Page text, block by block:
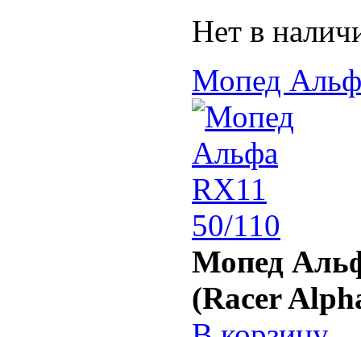
Нет в
Мопед
Мопед
(Racer